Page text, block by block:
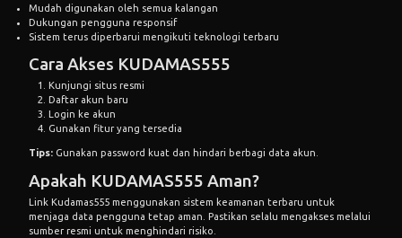
Mudah digunakan oleh semua kalangan
Dukungan pengguna responsif
Sistem terus diperbarui mengikuti teknologi terbaru
Cara Akses KUDAMAS555
Kunjungi situs resmi
Daftar akun baru
Login ke akun
Gunakan fitur yang tersedia
Tips: Gunakan password kuat dan hindari berbagi data akun.
Apakah KUDAMAS555 Aman?
Link Kudamas555 menggunakan sistem keamanan terbaru untuk
menjaga data pengguna tetap aman. Pastikan selalu mengakses melalui
sumber resmi untuk menghindari risiko.